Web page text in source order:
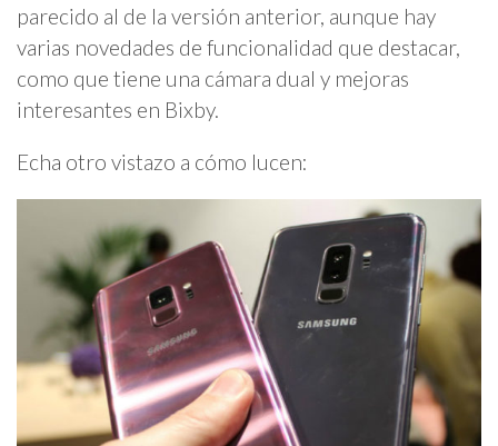
parecido al de la versión anterior, aunque hay
varias novedades de funcionalidad que destacar,
como que tiene una cámara dual y mejoras
interesantes en Bixby.
Echa otro vistazo a cómo lucen: